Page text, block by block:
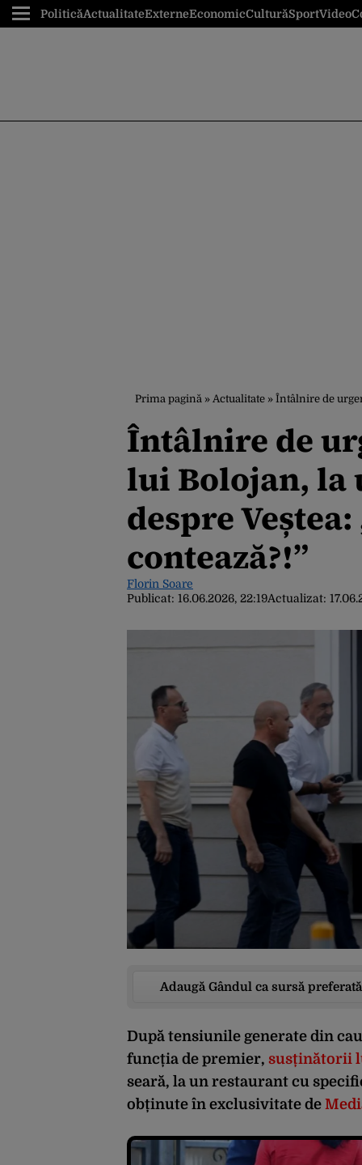
PoliticăActualitateExterneEconomicCulturăSportVideo
Prima pagină » Actualitate » Întâlnire de urgență
Întâlnire de
lui Bolojan, la
despre
contează?!”
Florin Soare
Publicat: 16.06.2026, 22:19Actualizat:
Adaugă Gândul ca sursă preferată
După tensiunile generate din
funcția de premier, susținătorii
seară, la un restaurant cu
obținute în exclusivitate de